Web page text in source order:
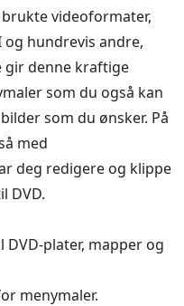
videoformater,
og hundrevis andre,
gir denne kraftige
som du også kan
som du ønsker. På
med
deg redigere og klippe
DVD.
DVD-plater, mapper og
menymaler.